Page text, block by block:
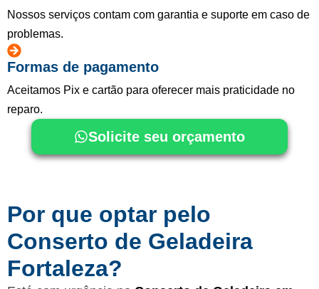
Nossos serviços contam com garantia e suporte em caso de
problemas.
Formas de pagamento
Aceitamos Pix e cartão para oferecer mais praticidade no
reparo.
Solicite seu orçamento
Por que optar pelo
Conserto de Geladeira
Fortaleza?